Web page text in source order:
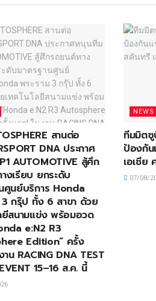
สานต่อ
DNA ประกาศ
AUTOMOTIVE สู้ศึก
งเรียบ ยกระดับ
ศูนย์บริการ Honda
3 กรุ๊ป ทั้ง 6 สาขา ด้วย
ยีสนามแข่ง พร้อมอวด
e:N2 R3
Edition” ครั้ง
าน RACING DNA TEST
15–16 ส.ค. นี้
NEWS
ทีมมิต
ป้องกั
เอเชีย
07/08/